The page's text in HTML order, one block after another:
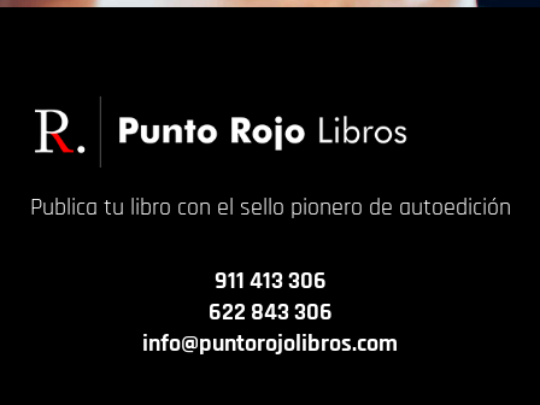
Publica tu libro con el sello pionero de autoedición
911 413 306
622 843 306
info@puntorojolibros.com